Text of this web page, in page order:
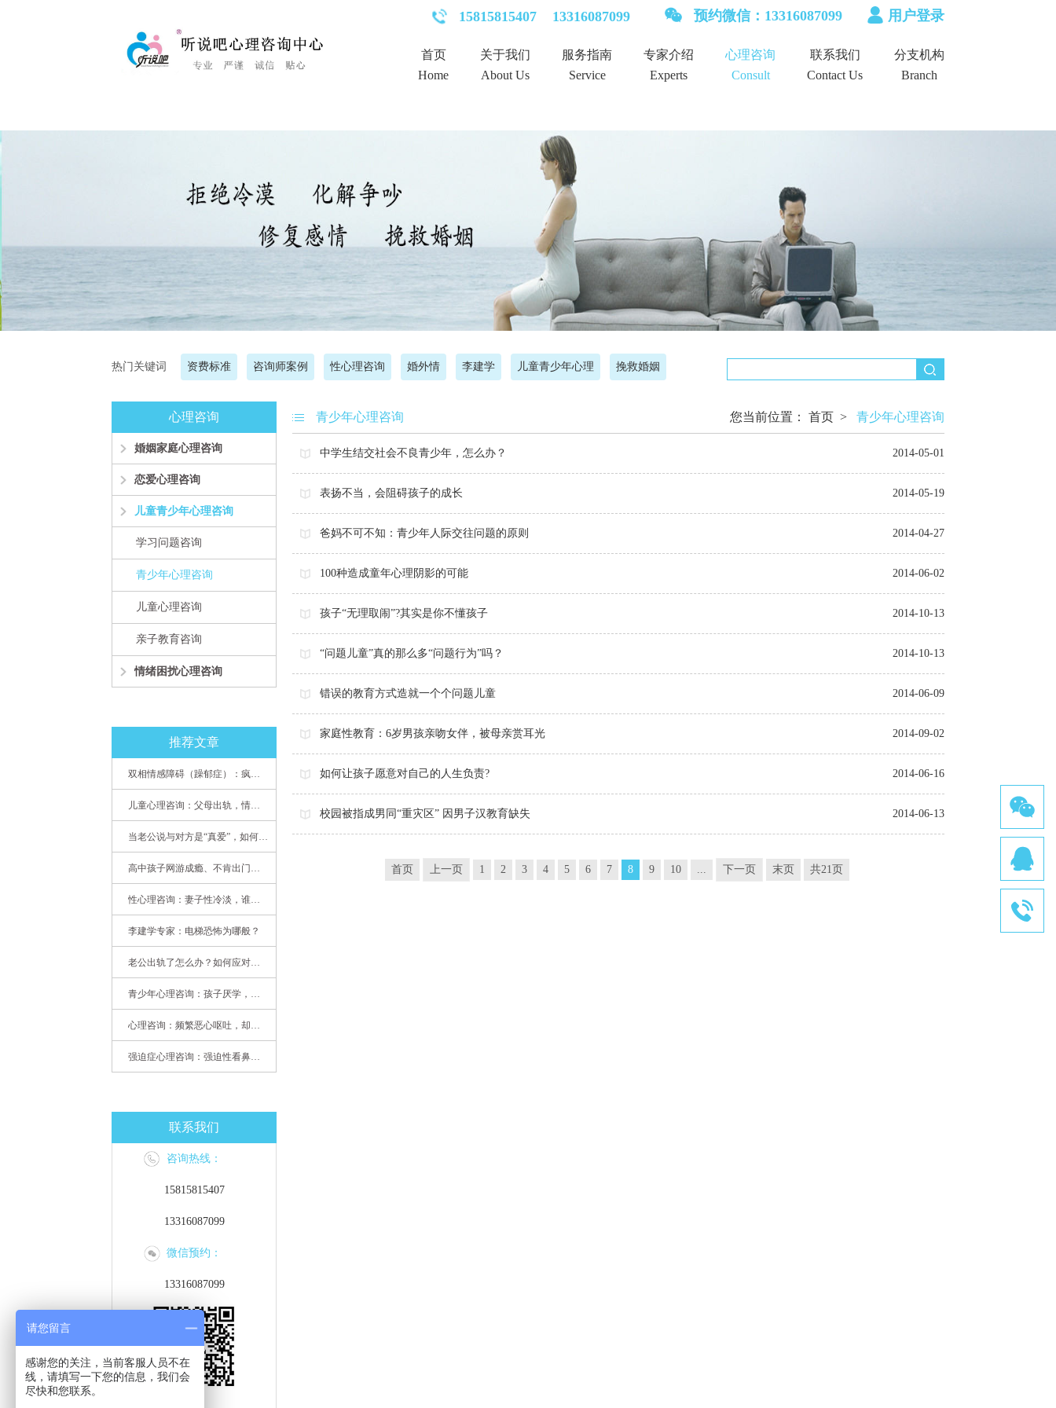
请您留言
感谢您的关注，当前客服人员不在
线，请填写一下您的信息，我们会
尽快和您联系。
15815815407 13316087099 预约微信：13316087099 用户登录
首页
Home
关于我们
About Us
服务指南
Service
专家介绍
Experts
心理咨询
Consult
联系我们
Contact Us
分支机构
Branch
热门关键词 资费标准 咨询师案例 性心理咨询 婚外情 李建学 儿童青少年心理 挽救婚姻
心理咨询
婚姻家庭心理咨询
恋爱心理咨询
儿童青少年心理咨询
学习问题咨询
青少年心理咨询
儿童心理咨询
亲子教育咨询
情绪困扰心理咨询
推荐文章
双相情感障碍（躁郁症）：疯子如何走向天才
儿童心理咨询：父母出轨，情感混乱孩子内心的隐秘
当老公说与对方是“真爱”，如何挽救婚姻？(始篇)
高中孩子网游成瘾、不肯出门，家长该怎么办？
性心理咨询：妻子性冷淡，谁之过
李建学专家：电梯恐怖为哪般？
老公出轨了怎么办？如何应对老公出轨？——婚姻心理专家为您支招
青少年心理咨询：孩子厌学，整天沉迷手机，网络成瘾，怎么办?
心理咨询：频繁恶心呕吐，却无身体异常
强迫症心理咨询：强迫性看鼻尖，害我无法学习
联系我们
咨询热线：
15815815407
13316087099
微信预约：
13316087099
青少年心理咨询 您当前位置： 首页 > 青少年心理咨询
中学生结交社会不良青少年，怎么办？ 2014-05-01
表扬不当，会阻碍孩子的成长 2014-05-19
爸妈不可不知：青少年人际交往问题的原则 2014-04-27
100种造成童年心理阴影的可能 2014-06-02
孩子“无理取闹”?其实是你不懂孩子 2014-10-13
“问题儿童”真的那么多“问题行为”吗？ 2014-10-13
错误的教育方式造就一个个问题儿童 2014-06-09
家庭性教育：6岁男孩亲吻女伴，被母亲赏耳光 2014-09-02
如何让孩子愿意对自己的人生负责? 2014-06-16
校园被指成男同“重灾区” 因男子汉教育缺失 2014-06-13
首页 上一页 1 2 3 4 5 6 7 8 9 10 ... 下一页 末页 共21页